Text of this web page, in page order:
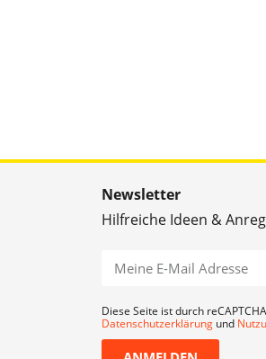
Newsletter
Hilfreiche Ideen &
Diese Seite ist durch
Datenschutzerklärung und